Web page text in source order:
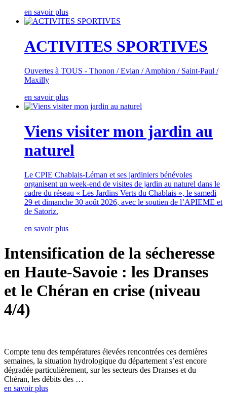
en savoir plus
ACTIVITES SPORTIVES
Ouvertes à TOUS - Thonon / Evian / Amphion / Saint-Paul /
Maxilly
en savoir plus
Viens visiter mon jardin au
naturel
Le CPIE Chablais-Léman et ses jardiniers bénévoles
organisent un week-end de visites de jardin au naturel dans le
cadre du réseau « Les Jardins Verts du Chablais », le samedi
29 et dimanche 30 août 2026, avec le soutien de l’APIEME et
de Satoriz.
en savoir plus
Intensification de la sécheresse
en Haute-Savoie : les Dranses
et le Chéran en crise (niveau
4/4)
Compte tenu des températures élevées rencontrées ces dernières
semaines, la situation hydrologique du département s’est encore
dégradée particulièrement, sur les secteurs des Dranses et du
Chéran, les débits des …
en savoir plus